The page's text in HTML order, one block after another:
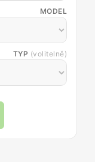
MODEL
TYP (volitelně)